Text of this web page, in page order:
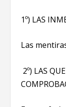
1º) LAS
Las
2º) LAS